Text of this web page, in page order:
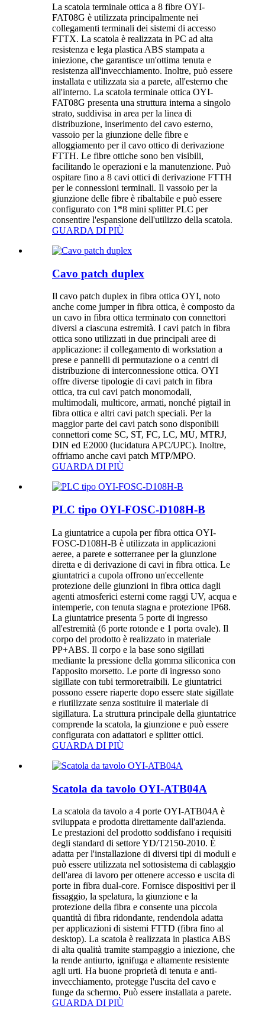
La scatola terminale ottica a 8 fibre OYI-
FAT08G è utilizzata principalmente nei
collegamenti terminali dei sistemi di accesso
FTTX. La scatola è realizzata in PC ad alta
resistenza e lega plastica ABS stampata a
iniezione, che garantisce un'ottima tenuta e
resistenza all'invecchiamento. Inoltre, può essere
installata e utilizzata sia a parete, all'esterno che
all'interno. La scatola terminale ottica OYI-
FAT08G presenta una struttura interna a singolo
strato, suddivisa in area per la linea di
distribuzione, inserimento del cavo esterno,
vassoio per la giunzione delle fibre e
alloggiamento per il cavo ottico di derivazione
FTTH. Le fibre ottiche sono ben visibili,
facilitando le operazioni e la manutenzione. Può
ospitare fino a 8 cavi ottici di derivazione FTTH
per le connessioni terminali. Il vassoio per la
giunzione delle fibre è ribaltabile e può essere
configurato con 1*8 mini splitter PLC per
consentire l'espansione dell'utilizzo della scatola.
GUARDA DI PIÙ
Cavo patch duplex
Il cavo patch duplex in fibra ottica OYI, noto
anche come jumper in fibra ottica, è composto da
un cavo in fibra ottica terminato con connettori
diversi a ciascuna estremità. I ​​cavi patch in fibra
ottica sono utilizzati in due principali aree di
applicazione: il collegamento di workstation a
prese e pannelli di permutazione o a centri di
distribuzione di interconnessione ottica. OYI
offre diverse tipologie di cavi patch in fibra
ottica, tra cui cavi patch monomodali,
multimodali, multicore, armati, nonché pigtail in
fibra ottica e altri cavi patch speciali. Per la
maggior parte dei cavi patch sono disponibili
connettori come SC, ST, FC, LC, MU, MTRJ,
DIN ed E2000 (lucidatura APC/UPC). Inoltre,
offriamo anche cavi patch MTP/MPO.
GUARDA DI PIÙ
PLC tipo OYI-FOSC-D108H-B
La giuntatrice a cupola per fibra ottica OYI-
FOSC-D108H-B è utilizzata in applicazioni
aeree, a parete e sotterranee per la giunzione
diretta e di derivazione di cavi in ​​fibra ottica. Le
giuntatrici a cupola offrono un'eccellente
protezione delle giunzioni in fibra ottica dagli
agenti atmosferici esterni come raggi UV, acqua e
intemperie, con tenuta stagna e protezione IP68.
La giuntatrice presenta 5 porte di ingresso
all'estremità (6 porte rotonde e 1 porta ovale). Il
corpo del prodotto è realizzato in materiale
PP+ABS. Il corpo e la base sono sigillati
mediante la pressione della gomma siliconica con
l'apposito morsetto. Le porte di ingresso sono
sigillate con tubi termoretraibili. Le giuntatrici
possono essere riaperte dopo essere state sigillate
e riutilizzate senza sostituire il materiale di
sigillatura. La struttura principale della giuntatrice
comprende la scatola, la giunzione e può essere
configurata con adattatori e splitter ottici.
GUARDA DI PIÙ
Scatola da tavolo OYI-ATB04A
La scatola da tavolo a 4 porte OYI-ATB04A è
sviluppata e prodotta direttamente dall'azienda.
Le prestazioni del prodotto soddisfano i requisiti
degli standard di settore YD/T2150-2010. È
adatta per l'installazione di diversi tipi di moduli e
può essere utilizzata nel sottosistema di cablaggio
dell'area di lavoro per ottenere accesso e uscita di
porte in fibra dual-core. Fornisce dispositivi per il
fissaggio, la spelatura, la giunzione e la
protezione della fibra e consente una piccola
quantità di fibra ridondante, rendendola adatta
per applicazioni di sistemi FTTD (fibra fino al
desktop). La scatola è realizzata in plastica ABS
di alta qualità tramite stampaggio a iniezione, che
la rende antiurto, ignifuga e altamente resistente
agli urti. Ha buone proprietà di tenuta e anti-
invecchiamento, protegge l'uscita del cavo e
funge da schermo. Può essere installata a parete.
GUARDA DI PIÙ